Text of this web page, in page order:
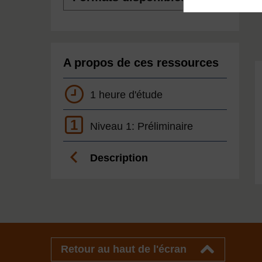
A propos de ces ressources
1 heure d'étude
1 Niveau 1: Préliminaire
Description
Retour au haut de l'écran